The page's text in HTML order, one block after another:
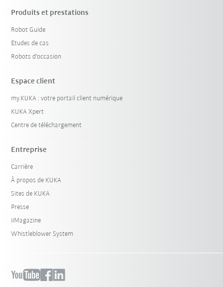
Produits et prestations
Robot Guide
Etudes de cas
Robots d'occasion
Espace client
my.KUKA : votre portail client numérique
KUKA Xpert
Centre de téléchargement
Entreprise
Carrière
À propos de KUKA
Sites de KUKA
Presse
iiMagazine
Whistleblower System